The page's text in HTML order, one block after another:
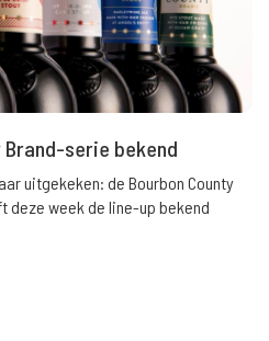
Brand-serie bekend
uitgekeken: de Bourbon County
deze week de line-up bekend